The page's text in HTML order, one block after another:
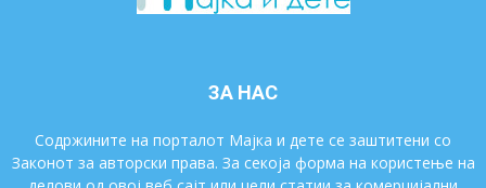
ЗА НАС
Содржините на порталот Мајка и дете се заштитени со
Законот за авторски права. За секоја форма на користење на